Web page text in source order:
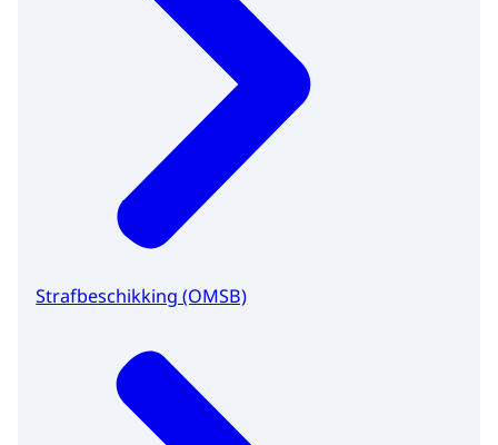
Strafbeschikking (OMSB)